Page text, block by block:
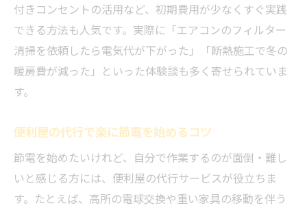
付きコンセントの活用など、初期費用が少なくすぐ実践
できる方法も人気です。実際に「エアコンのフィルター
清掃を依頼したら電気代が下がった」「断熱施工で冬の
暖房費が減った」といった体験談も多く寄せられていま
す。
便利屋の代行で楽に節電を始めるコツ
節電を始めたいけれど、自分で作業するのが面倒・難し
いと感じる方には、便利屋の代行サービスが役立ちま
す。たとえば、高所の電球交換や重い家具の移動を伴う